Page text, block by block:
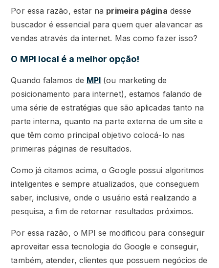
Por essa razão, estar na primeira página desse
buscador é essencial para quem quer alavancar as
vendas através da internet. Mas como fazer isso?
O MPI local é a melhor opção!
Quando falamos de MPI (ou marketing de
posicionamento para internet), estamos falando de
uma série de estratégias que são aplicadas tanto na
parte interna, quanto na parte externa de um site e
que têm como principal objetivo colocá-lo nas
primeiras páginas de resultados.
Como já citamos acima, o Google possui algoritmos
inteligentes e sempre atualizados, que conseguem
saber, inclusive, onde o usuário está realizando a
pesquisa, a fim de retornar resultados próximos.
Por essa razão, o MPI se modificou para conseguir
aproveitar essa tecnologia do Google e conseguir,
também, atender, clientes que possuem negócios de